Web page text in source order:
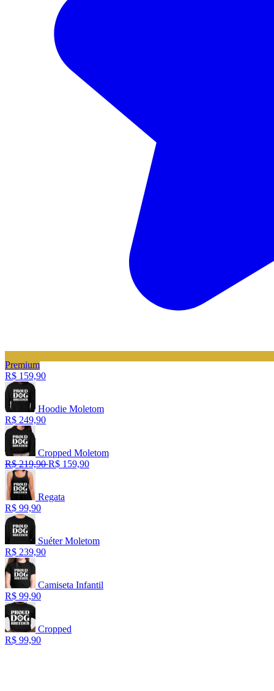
Premium
R$ 159,90
Hoodie Moletom
R$ 249,90
Cropped Moletom
R$ 219,90 R$ 159,90
Regata
R$ 99,90
Suéter Moletom
R$ 239,90
Camiseta Infantil
R$ 99,90
Cropped
R$ 99,90